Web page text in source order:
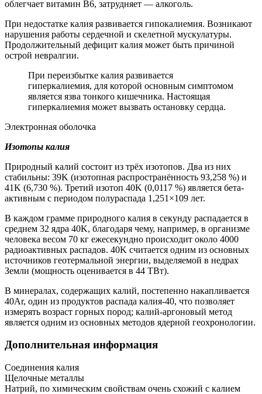
облегчает витамин В6, затрудняет — алкоголь.
При недостатке калия развивается гипокалиемия. Возникают
нарушения работы сердечной и скелетной мускулатуры.
Продолжительный дефицит калия может быть причиной
острой невралгии.
При переизбытке калия развивается
гиперкалиемия, для которой основным симптомом
является язва тонкого кишечника. Настоящая
гиперкалиемия может вызвать остановку сердца.
Электронная оболочка
Изотопы калия
Природный калий состоит из трёх изотопов. Два из них
стабильны: 39K (изотопная распространённость 93,258 %) и
41K (6,730 %). Третий изотоп 40K (0,0117 %) является бета-
активным с периодом полураспада 1,251×109 лет.
В каждом грамме природного калия в секунду распадается в
среднем 32 ядра 40K, благодаря чему, например, в организме
человека весом 70 кг ежесекундно происходит около 4000
радиоактивных распадов. 40K считается одним из основных
источников геотермальной энергии, выделяемой в недрах
Земли (мощность оценивается в 44 ТВт).
В минералах, содержащих калий, постепенно накапливается
40Ar, один из продуктов распада калия-40, что позволяет
измерять возраст горных пород; калий-аргоновый метод
является одним из основных методов ядерной геохронологии.
Дополнительная информация
Соединения калия
Щелочные металлы
Натрий, по химическим свойствам очень схожий с калием